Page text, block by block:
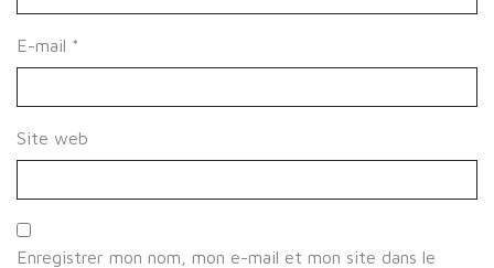
E-mail *
Site web
Enregistrer mon nom, mon e-mail et mon site dans le